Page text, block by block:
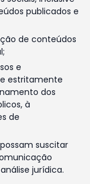
publicados e
de conteúdos
e
estritamente
dos
à
de
suscitar
jurídica.